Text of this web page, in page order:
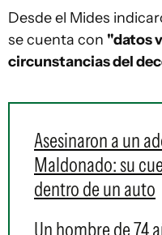
Desde el Mides
se cuenta con "datos
circunstancias del
Asesinaron a un
Maldonado: su
dentro de un auto
Un hombre de 74